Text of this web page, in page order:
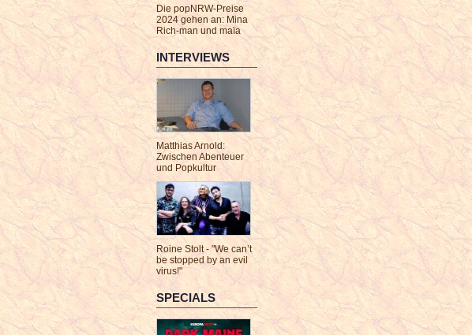
Die popNRW-Preise
2024 gehen an: Mina
Rich-man und maïa
INTERVIEWS
Matthias Arnold:
Zwischen Abenteuer
und Popkultur
Roine Stolt - "We can’t
be stopped by an evil
virus!"
SPECIALS